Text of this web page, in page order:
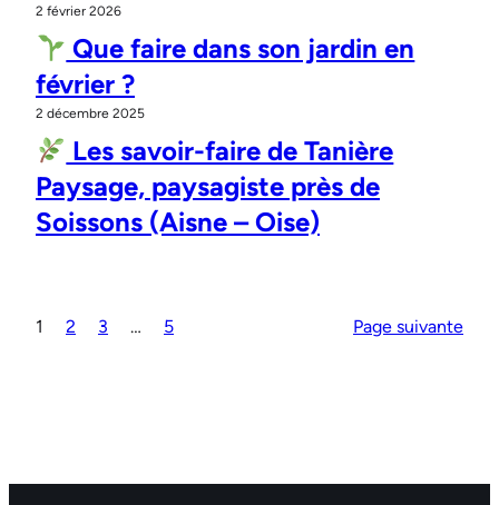
2 février 2026
Que faire dans son jardin en
février ?
2 décembre 2025
Les savoir-faire de Tanière
Paysage, paysagiste près de
Soissons (Aisne – Oise)
1 2 3 … 5 Page suivante